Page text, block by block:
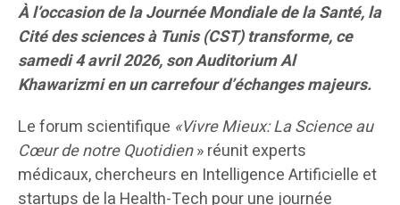
À l’occasion de la Journée Mondiale de la Santé, la
Cité des sciences à Tunis (CST) transforme, ce
samedi 4 avril 2026, son Auditorium Al
Khawarizmi en un carrefour d’échanges majeurs.
Le forum scientifique «Vivre Mieux: La Science au
Cœur de notre Quotidien» réunit experts
médicaux, chercheurs en Intelligence Artificielle et
startups de la Health-Tech pour une journée